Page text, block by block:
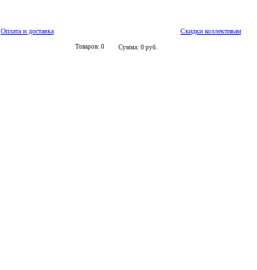
Оплата и доставка Скидки коллективам
Товаров: 0 Сумма: 0 руб.